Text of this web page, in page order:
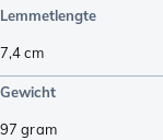
Lemmetlengte
7,4cm
Gewicht
97 gram